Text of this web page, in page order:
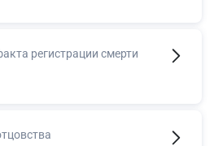
регистрации смерти